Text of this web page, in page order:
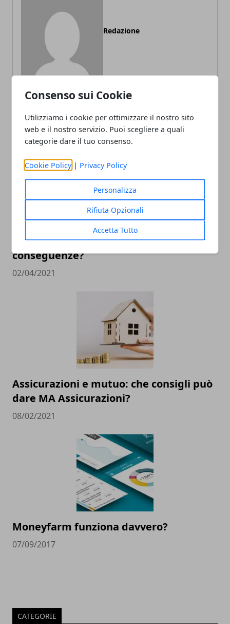
Consenso sui Cookie
Utilizziamo i cookie per ottimizzare il nostro sito
web e il nostro servizio. Puoi scegliere a quali
categorie dare il tuo consenso.
Cookie Policy | Privacy Policy
Personalizza
Rifiuta Opzionali
Accetta Tutto
Redazione
ARTICOLI CORRELATI
Che cos'è il CRIF e quali sono le
conseguenze?
02/04/2021
Assicurazioni e mutuo: che consigli può
dare MA Assicurazioni?
08/02/2021
Moneyfarm funziona davvero?
07/09/2017
CATEGORIE